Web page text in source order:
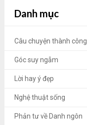
Danh mục
Câu chuyện thành công
Góc suy ngẫm
Lời hay ý đẹp
Nghệ thuật sống
Phản tư về Danh ngôn